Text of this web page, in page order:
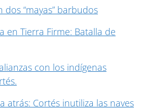
“mayas” barbudos
en Tierra Firme: Batalla de
con los indígenas
atrás: Cortés inutiliza las naves